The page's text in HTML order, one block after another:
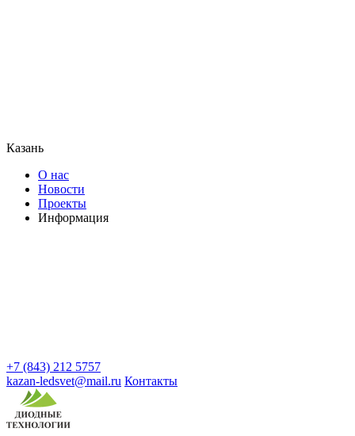
Казань
О нас
Новости
Проекты
Информация
+7 (843) 212 5757
kazan-ledsvet@mail.ru Контакты